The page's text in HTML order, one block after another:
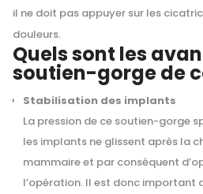
il ne doit pas appuyer sur les
douleurs.
Quels sont les
soutien-gorge de
Stabilisation des implants
La pression de ce soutien-gorge
les implants ne glissent après la
mammaire et par conséquent
l’opération. Il est donc important